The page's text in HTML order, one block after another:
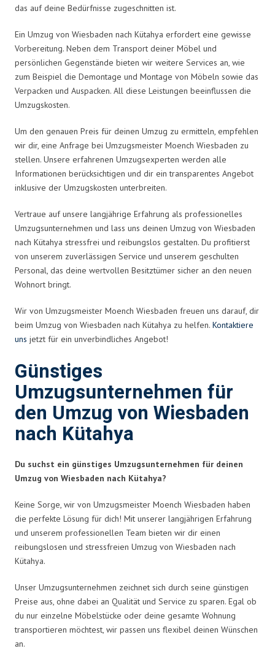
das auf deine Bedürfnisse zugeschnitten ist.
Ein Umzug von Wiesbaden nach Kütahya erfordert eine gewisse
Vorbereitung. Neben dem Transport deiner Möbel und
persönlichen Gegenstände bieten wir weitere Services an, wie
zum Beispiel die Demontage und Montage von Möbeln sowie das
Verpacken und Auspacken. All diese Leistungen beeinflussen die
Umzugskosten.
Um den genauen Preis für deinen Umzug zu ermitteln, empfehlen
wir dir, eine Anfrage bei Umzugsmeister Moench Wiesbaden zu
stellen. Unsere erfahrenen Umzugsexperten werden alle
Informationen berücksichtigen und dir ein transparentes Angebot
inklusive der Umzugskosten unterbreiten.
Vertraue auf unsere langjährige Erfahrung als professionelles
Umzugsunternehmen und lass uns deinen Umzug von Wiesbaden
nach Kütahya stressfrei und reibungslos gestalten. Du profitierst
von unserem zuverlässigen Service und unserem geschulten
Personal, das deine wertvollen Besitztümer sicher an den neuen
Wohnort bringt.
Wir von Umzugsmeister Moench Wiesbaden freuen uns darauf, dir
beim Umzug von Wiesbaden nach Kütahya zu helfen. Kontaktiere
uns jetzt für ein unverbindliches Angebot!
Günstiges
Umzugsunternehmen für
den Umzug von Wiesbaden
nach Kütahya
Du suchst ein günstiges Umzugsunternehmen für deinen
Umzug von Wiesbaden nach Kütahya?
Keine Sorge, wir von Umzugsmeister Moench Wiesbaden haben
die perfekte Lösung für dich! Mit unserer langjährigen Erfahrung
und unserem professionellen Team bieten wir dir einen
reibungslosen und stressfreien Umzug von Wiesbaden nach
Kütahya.
Unser Umzugsunternehmen zeichnet sich durch seine günstigen
Preise aus, ohne dabei an Qualität und Service zu sparen. Egal ob
du nur einzelne Möbelstücke oder deine gesamte Wohnung
transportieren möchtest, wir passen uns flexibel deinen Wünschen
an.